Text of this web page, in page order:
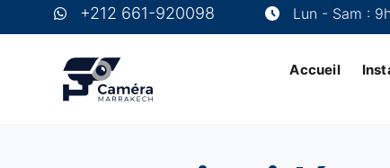
+212 661-920098 Lun - Sam :
Accueil